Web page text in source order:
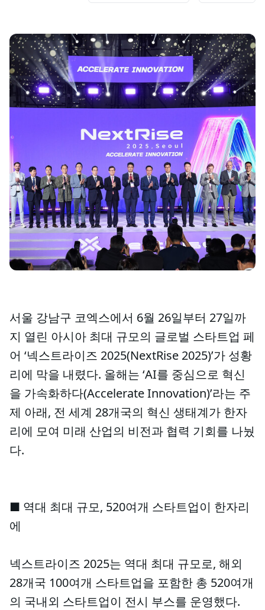
서울 강남구 코엑스에서 6월 26일부터 27일까
지 열린 아시아 최대 규모의 글로벌 스타트업 페
어 ‘넥스트라이즈 2025(NextRise 2025)’가 성황
리에 막을 내렸다. 올해는 ‘AI를 중심으로 혁신
을 가속화하다(Accelerate Innovation)’라는 주
제 아래, 전 세계 28개국의 혁신 생태계가 한자
리에 모여 미래 산업의 비전과 협력 기회를 나눴
다.
■ 역대 최대 규모, 520여개 스타트업이 한자리
에
넥스트라이즈 2025는 역대 최대 규모로, 해외
28개국 100여개 스타트업을 포함한 총 520여개
의 국내외 스타트업이 전시 부스를 운영했다.